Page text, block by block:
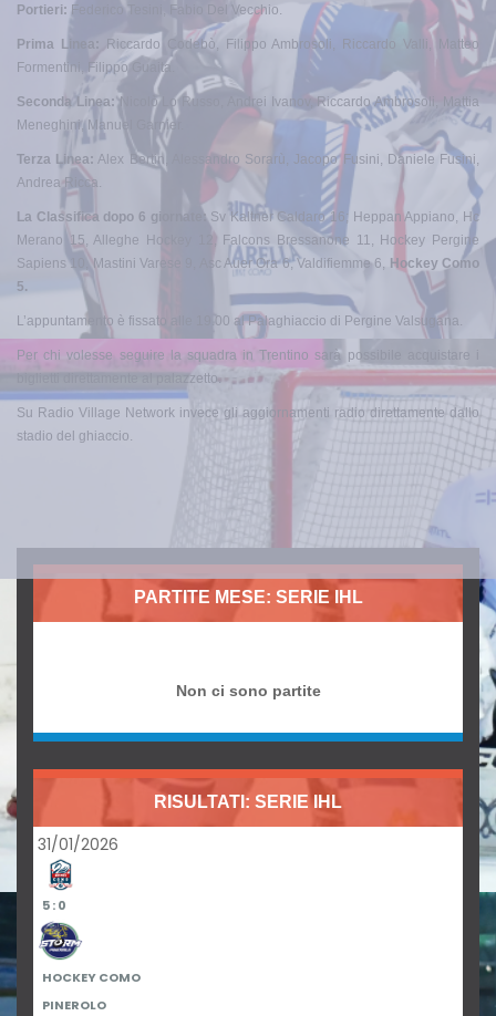
Portieri: Federico Tesini, Fabio Del Vecchio.
Prima Linea:
Riccardo Codebò, Filippo Ambrosoli, Riccardo Valli, Matteo
Formentini, Filippo Guaita.
Seconda Linea:Nicolò Lo Russo, Andrei Ivanov, Riccardo Ambrosoli, Mattia
Meneghini, Manuel Garnier.
Terza Linea: Alex Bertin, Alessandro Sorarù, Jacopo Fusini, Daniele Fusini,
Andrea Ricca.
La Classifica dopo 6 giornate:Sv Kaltner Caldaro 16; Heppan Appiano, Hc
Merano 15, Alleghe Hockey 12, Falcons Bressanone 11, Hockey Pergine
Sapiens 10, Mastini Varese 9, Asc Auer Ora 6, Valdifiemme 6, Hockey Como
5.
L’appuntamento è fissato alle 19.00 al Palaghiaccio di Pergine Valsugana.
Per chi volesse seguire la squadra in Trentino sarà possibile acquistare i
biglietti direttamente al palazzetto.
Su Radio Village Network invece gli aggiornamenti radio direttamente dallo
stadio del ghiaccio.
PARTITE MESE: SERIE IHL
Non ci sono partite
RISULTATI: SERIE IHL
31/01/2026
5 : 0
HOCKEY COMO
PINEROLO